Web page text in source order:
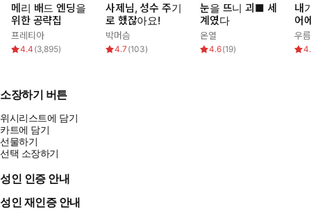
메리 배드 엔딩을
위한 공략집
프레티아
4.4 (3,895)
사제님, 성수 주기
로 했잖아요!
박머슴
4.7 (103)
눈을 뜨니 괴■ 세
계였다
온열
4.6(19)
내
어
우름
소장하기 버튼
위시리스트에 담기
카트에 담기
선물하기
선택 소장하기
성인 인증 안내
성인 재인증 안내